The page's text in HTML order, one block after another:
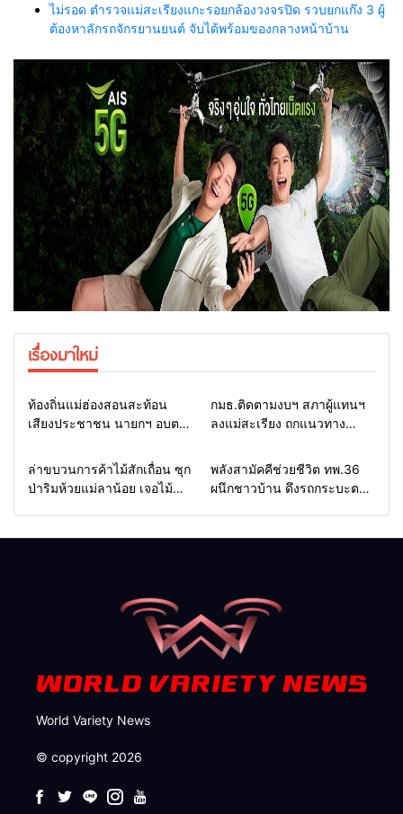
ไม่รอด ตำรวจแม่สะเรียงแกะรอยกล้องวงจรปิด รวบยกแก๊ง 3 ผู้
ต้องหาลักรถจักรยานยนต์ จับได้พร้อมของกลางหน้าบ้าน
เรื่องมาใหม่
Home รอบรั้วทั่วไทย
ท้องถิ่นแม่ฮ่องสอนสะท้อน
เสียงประชาชน นายกฯ อบต.-
สภาฯ ขอหนุนงบพัฒนาถนน
แหล่งน้ำ และท่องเที่ยว
Home รอบรั้วทั่วไทย
กมธ.ติดตามงบฯ สภาผู้แทนฯ
ลงแม่สะเรียง ถกแนวทาง
พื้นที่ หนุนท่องเที่ยว 3 อำเภอ
ชายแดน
Home รอบรั้วทั่วไทย
ล่าขบวนการค้าไม้สักเถื่อน ซุก
ป่าริมห้วยแม่ลาน้อย เจอไม้
Home แวดวงทหาร
พลังสามัคคีช่วยชีวิต ทพ.36
ผนึกชาวบ้าน ดึงรถกระบะตก
World Variety News
© copyright 2026